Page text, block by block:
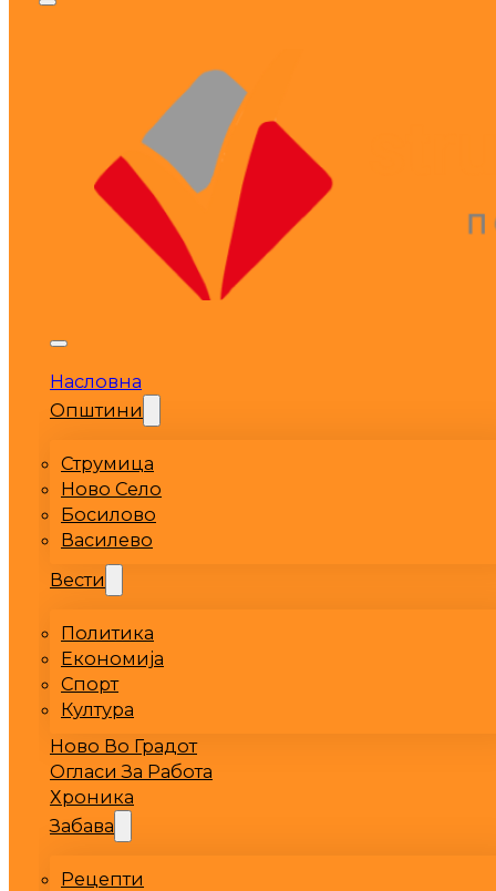
Насловна
Општини
Струмица
Ново Село
Босилово
Василево
Вести
Политика
Економија
Спорт
Култура
Ново Во Градот
Огласи За Работа
Хроника
Забава
Рецепти